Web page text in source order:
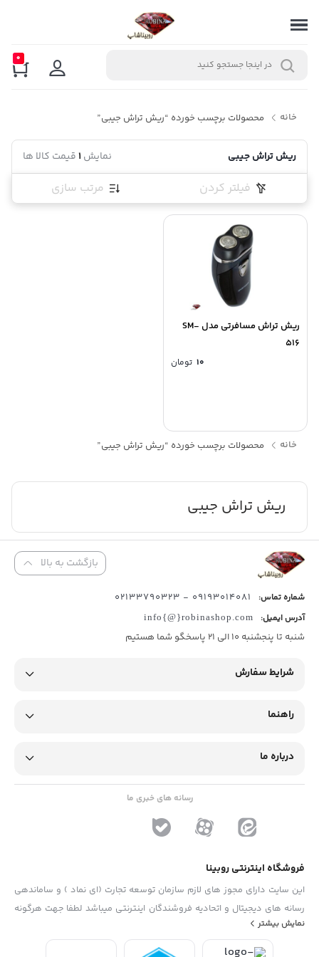
0
خانه محصولات برچسب خورده “ریش تراش جیبی”
ریش تراش جیبی نمایش1قیمت کالا ها
فیلتر کردن مرتب سازی
ریش تراش مسافرتی مدل SM-
516
۱۰ تومان
خانه محصولات برچسب خورده “ریش تراش جیبی”
ریش تراش جیبی
بازگشت به بالا
شماره تماس: 09193014081 - 02133790323
آدرس ایمیل: info{@}robinashop.com
شنبه تا پنجشنبه 10 الی 21 پاسخگو شما هستیم
شرایط سفارش
راهنما
درباره ما
رسانه های خبری ما
فروشگاه اینترنتی روبینا
این سایت دارای مجوز های لازم سازمان توسعه تجارت (ای نماد ) و ساماندهی
رسانه های دیجیتال و اتحادیه فروشندگان اینترنتی میباشد لطفا جهت هرگونه
پیشنهاد ، انتفاد و یا شکایات از فرم "تماس با ما" استفاده نمایید . تلفن های
نمایش بیشتر